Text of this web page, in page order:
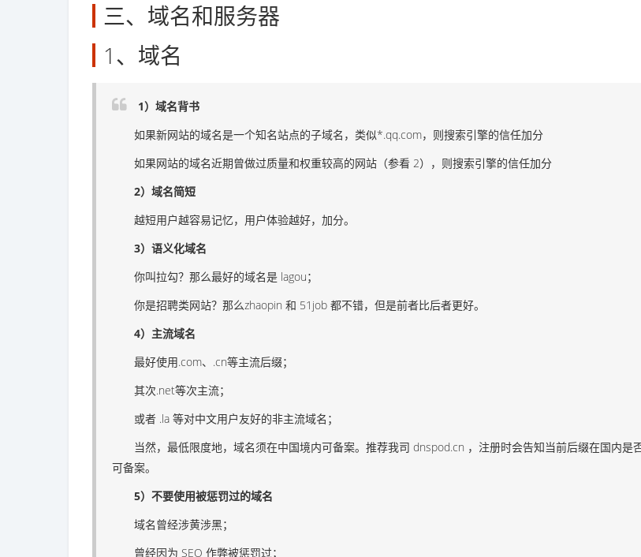
三、域名和服务器
1、域名
1）域名背书
如果新网站的域名是一个知名站点的子域名，类似*.qq.com，则搜索引擎的信任加分
如果网站的域名近期曾做过质量和权重较高的网站（参看 2），则搜索引擎的信任加分
2）域名简短
越短用户越容易记忆，用户体验越好，加分。
3）语义化域名
你叫拉勾？那么最好的域名是 lagou；
你是招聘类网站？那么zhaopin 和 51job 都不错，但是前者比后者更好。
4）主流域名
最好使用.com、.cn等主流后缀；
其次.net等次主流；
或者 .la 等对中文用户友好的非主流域名；
当然，最低限度地，域名须在中国境内可备案。推荐我司 dnspod.cn ，注册时会告知当前后缀在国内是
可备案。
5）不要使用被惩罚过的域名
域名曾经涉黄涉黑；
曾经因为 SEO 作弊被惩罚过；